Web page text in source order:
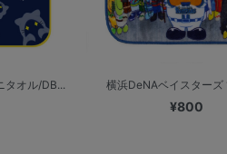
タオル/DB... 横浜DeNAベイスターズ
¥800